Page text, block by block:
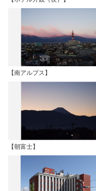
【南アルプス】
【朝富士】